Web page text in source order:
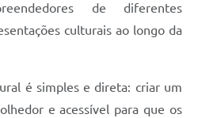
de diferentes
culturais ao longo da
é simples e direta: criar um
e acessível para que os